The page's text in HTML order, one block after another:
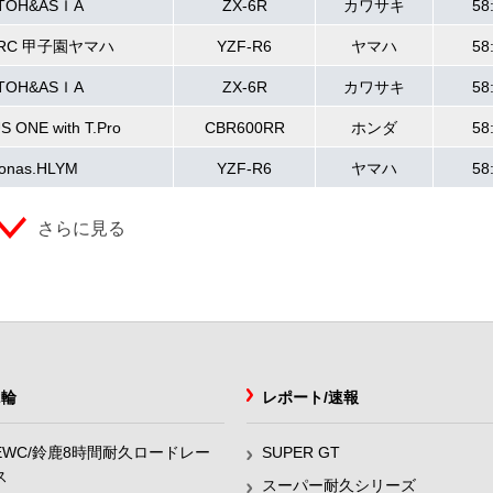
ＩA ZX-6R カワサキ
甲子園ヤマハ YZF-R6 ヤマハ
ＩA ZX-6R カワサキ
ONE with T.Pro CBR600RR ホンダ
YZF-R6 ヤマハ
さらに見る
鈴鹿8時間耐久ロードレー
レポート/速報
SUPER GT
スーパー耐久シリーズ